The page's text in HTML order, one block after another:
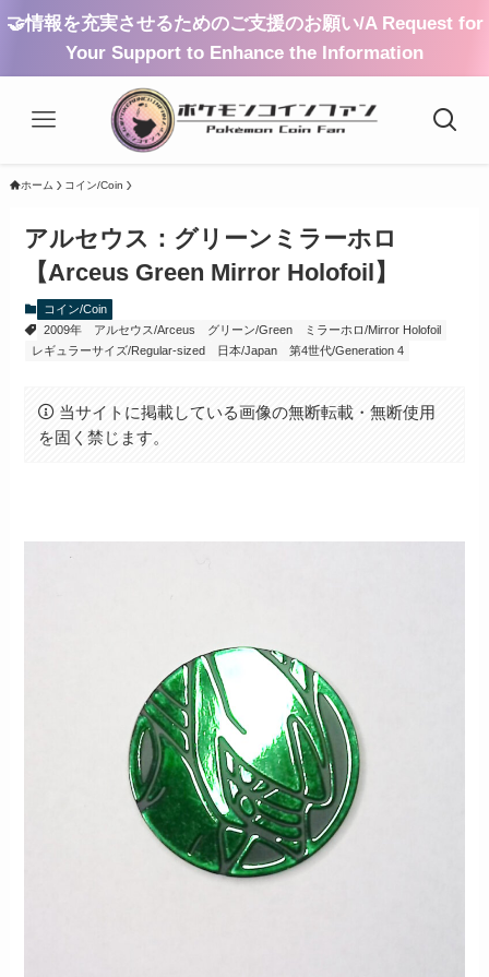
🤝情報を充実させるためのご支援のお願い/A Request for
Your Support to Enhance the Information
ホーム コイン/Coin
アルセウス：グリーンミラーホロ
【Arceus Green Mirror Holofoil】
コイン/Coin
2009年
アルセウス/Arceus グリーン/Green
ミラーホロ/Mirror Holofoil
レギュラーサイズ/Regular-sized
日本/Japan 第4世代/Generation 4
当サイトに掲載している画像の無断転載・無断使用
を固く禁じます。